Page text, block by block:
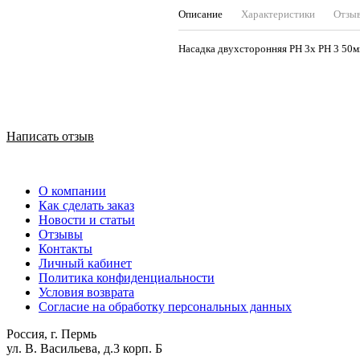
Описание Характеристики
Насадка двухсторонняя PH 3х PH 3
Написать отзыв
О компании
Как сделать заказ
Новости и статьи
Отзывы
Контакты
Личный кабинет
Политика конфиденциальности
Условия возврата
Согласие на обработку персональных данных
Россия, г. Пермь
ул. В. Васильева, д.3 корп. Б